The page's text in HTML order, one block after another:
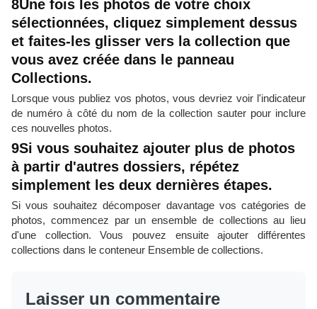
8Une fois les photos de votre choix
sélectionnées, cliquez simplement dessus
et faites-les glisser vers la collection que
vous avez créée dans le panneau
Collections.
Lorsque vous publiez vos photos, vous devriez voir l'indicateur
de numéro à côté du nom de la collection sauter pour inclure
ces nouvelles photos.
9Si vous souhaitez ajouter plus de photos
à partir d'autres dossiers, répétez
simplement les deux dernières étapes.
Si vous souhaitez décomposer davantage vos catégories de
photos, commencez par un ensemble de collections au lieu
d'une collection. Vous pouvez ensuite ajouter différentes
collections dans le conteneur Ensemble de collections.
Laisser un commentaire